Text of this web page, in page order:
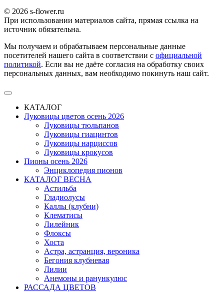
© 2026 s-flower.ru
При использовании материалов сайта, прямая ссылка на
источник обязательна.
Мы получаем и обрабатываем персональные данные
посетителей нашего сайта в соответствии с официальной
политикой. Если вы не даёте согласия на обработку своих
персональных данных, вам необходимо покинуть наш сайт.
КАТАЛОГ
Луковицы цветов осень 2026
Луковицы тюльпанов
Луковицы гиацинтов
Луковицы нарциссов
Луковицы крокусов
Пионы осень 2026
Энциклопедия пионов
КАТАЛОГ ВЕСНА
Астильба
Гладиолусы
Каллы (клубни)
Клематисы
Лилейник
Флоксы
Хоста
Астра, астранция, вероника
Бегония клубневая
Лилии
Анемоны и ранункулюс
РАССАДА ЦВЕТОВ